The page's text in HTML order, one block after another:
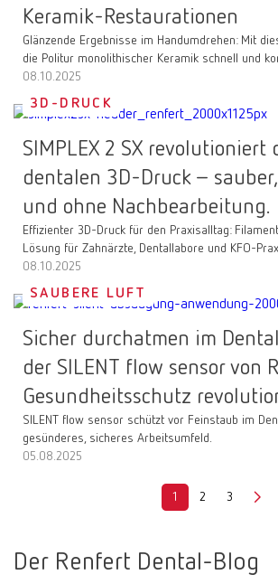
Keramik-Restaurationen
Glänzende Ergebnisse im Handumdrehen: Mit
die Politur monolithischer Keramik schnell und
08.10.2025
3D-DRUCK
SIMPLEX 2 SX revolutioniert
dentalen 3D-Druck –
und ohne Nachbearbeitung.
Effizienter 3D-Druck für den Praxisalltag:
Lösung für Zahnärzte, Dentallabore und KFO-
08.10.2025
SAUBERE LUFT
Sicher durchatmen im
der SILENT flow sensor von
Gesundheitsschutz
SILENT flow sensor schützt vor Feinstaub im
gesünderes, sicheres Arbeitsumfeld.
05.08.2025
1 2 3
Der Renfert Dental-Blog